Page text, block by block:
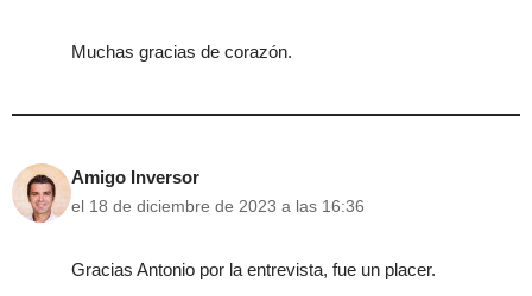
Muchas gracias de corazón.
Amigo Inversor
el 18 de diciembre de 2023 a las 16:36
Gracias Antonio por la entrevista, fue un placer.